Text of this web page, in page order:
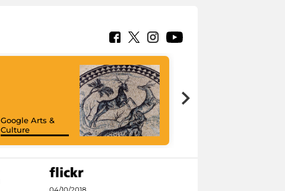
Google Arts &
Culture